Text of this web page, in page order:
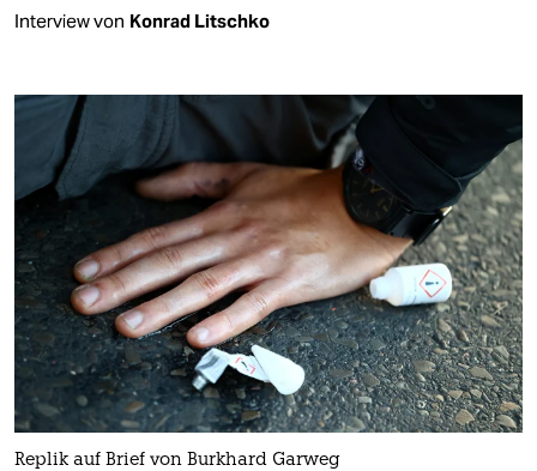
Interview von Konrad Litschko
Replik auf Brief von Burkhard Garweg